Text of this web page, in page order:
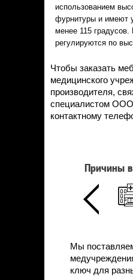
использованием
фурнитуры и имеют
менее 115
регулируются по
Чтобы заказать
медицинского
производителя,
специалистом
контактному
Причины
Мы
ключ для